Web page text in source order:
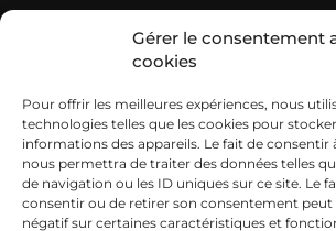
Gérer le consentement
cookies
Pour offrir les meilleures expériences, nous
technologies telles que les cookies pour
informations des appareils. Le fait de consentir
nous permettra de traiter des données telles
de navigation ou les ID uniques sur ce site. Le
consentir ou de retirer son consentement peut
négatif sur certaines caractéristiques et
Nos valeurs, nos missions
ENTRAID, LE MÉDIA DES CUMA
Les éditions du média Entraid’
Entraid’, un média au service des
CONTACT FÉDÉRATION